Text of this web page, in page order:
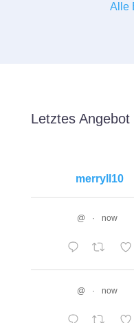
Alle
Letztes Angebot
merryll10
@ · now
@ · now